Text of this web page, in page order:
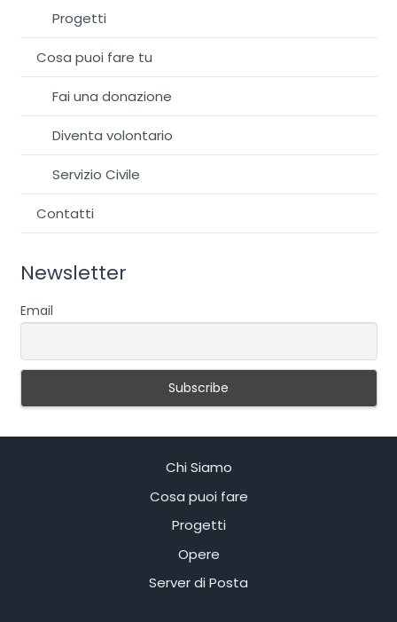
Progetti
Cosa puoi fare tu
Fai una donazione
Diventa volontario
Servizio Civile
Contatti
Newsletter
Email
Chi Siamo
Cosa puoi fare
Progetti
Opere
Server di Posta